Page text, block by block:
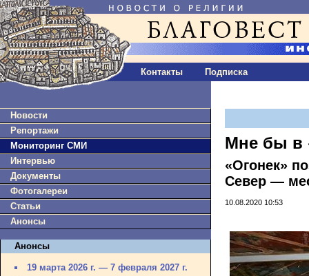
Контакты Подписка
Новости
Репортажи
Мониторинг СМИ
Интервью
Документы
Фотогалереи
Статьи
Анонсы
Анонсы
19 марта 2026 г. — 7 февраля 2027 г.
Мне бы в
«Огонек»
Север —
10.08.2020 10:53